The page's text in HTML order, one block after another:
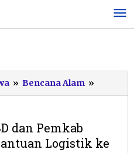
» Bencana Alam »
Longsor,
Pacitan
dan Pemkab
Logistik ke